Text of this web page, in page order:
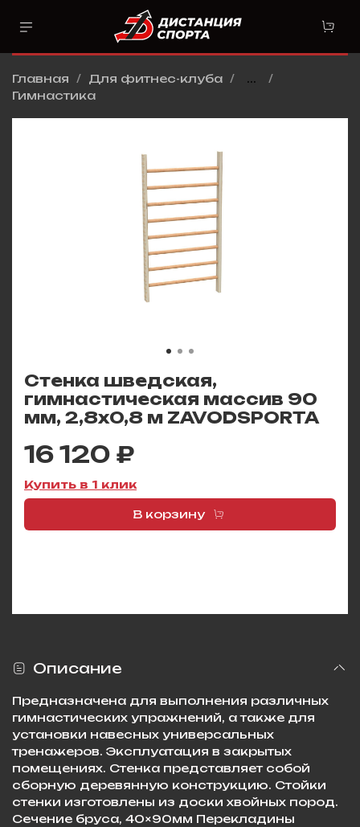
Главная Для фитнес-клуба
...
Гимнастика
Стенка шведская,
гимнастическая массив 90
мм, 2,8х0,8 м ZAVODSPORTA
16 120 ₽
Купить в 1 клик
В корзину
Описание
Предназначена для выполнения различных
гимнастических упражнений, а также для
установки навесных универсальных
тренажеров. Эксплуатация в закрытых
помещениях. Стенка представляет собой
сборную деревянную конструкцию. Стойки
стенки изготовлены из доски хвойных пород.
Сечение бруса, 40×90мм Перекладины